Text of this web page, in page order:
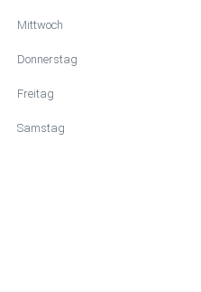
Mittwoch
Donnerstag
Freitag
Samstag